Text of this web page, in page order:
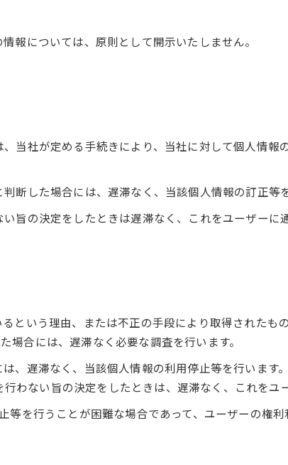
報については、原則として開示いたしません。
当社が定める手続きにより、当社に対して個人情報
断した場合には、遅滞なく、当該個人情報の訂正等
旨の決定をしたときは遅滞なく、これをユーザーに通
いう理由、または不正の手段により取得されたも
合には、遅滞なく必要な調査を行います。
、遅滞なく、当該個人情報の利用停止等を行います。
わない旨の決定をしたときは、遅滞なく、これをユ
を行うことが困難な場合であって、ユーザーの権